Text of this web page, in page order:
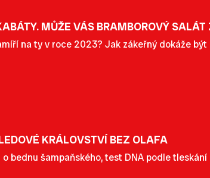
MŮŽE VÁS BRAMBOROVÝ SALÁT
na ty v roce 2023? Jak zákeřný dokáže
KRÁLOVSTVÍ BEZ OLAFA
bednu šampaňského, test DNA podle